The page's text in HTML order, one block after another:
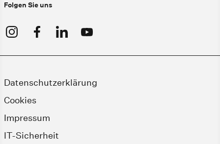
Folgen Sie uns
Datenschutzerklärung
Cookies
Impressum
IT-Sicherheit